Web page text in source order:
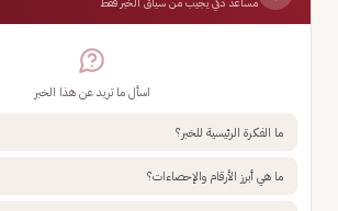
اسأل ما تريد عن هذا الخبر
ما الفكرة الرئيسية للخبر؟
ما هي أبرز الأرقام والإحصاءات؟